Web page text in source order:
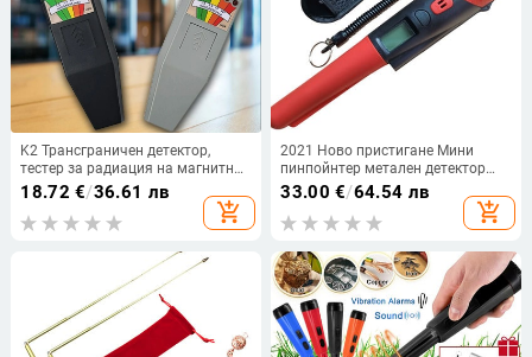
K2 Трансграничен детектор,
тестер за радиация на магнитно
поле, преносим радиатор за
високочестотни
електромагнитни вълни
18.72 €/36.61 лв
add_shopping_cart
2021 Ново пристигане Мини
пинпойнтер метален детектор
Опаковане на дребно модели
супер бързо Ръчен детектор за
метали
33.00 €/64.54 лв
add_shopping_cart